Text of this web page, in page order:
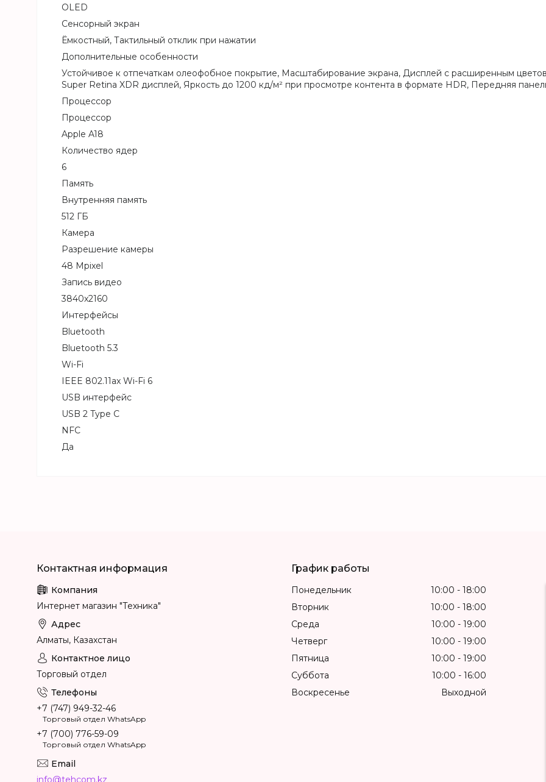
OLED
Сенсорный экран
Ёмкостный, Тактильный отклик при нажатии
Дополнительные особенности
Устойчивое к отпечаткам олеофобное покрытие, Масштабирование экрана, Дисплей с расширенным
Super Retina XDR дисплей, Яркость до 1200 кд/м² при просмотре контента в формате HDR, Передняя
Процессор
Процессор
Apple A18
Количество ядер
6
Память
Внутренняя память
512 ГБ
Камера
Разрешение камеры
48 Mpixel
Запись видео
3840x2160
Интерфейсы
Bluetooth
Bluetooth 5.3
Wi-Fi
IEEE 802.11ax Wi-Fi 6
USB интерфейс
USB 2 Type C
NFC
Да
Интернет магазин "Техника"
Алматы, Казахстан
Торговый отдел
+7 (747) 949-32-46
Торговый отдел WhatsApp
+7 (700) 776-59-09
Торговый отдел WhatsApp
info@tehcom.kz
График работы
Понедельник 10:00
18:00
Вторник
10:00
18:00
Среда
10:00
19:00
Четверг
10:00
19:00
Пятница
10:00
19:00
Суббота
10:00
16:00
Воскресенье
Выходной